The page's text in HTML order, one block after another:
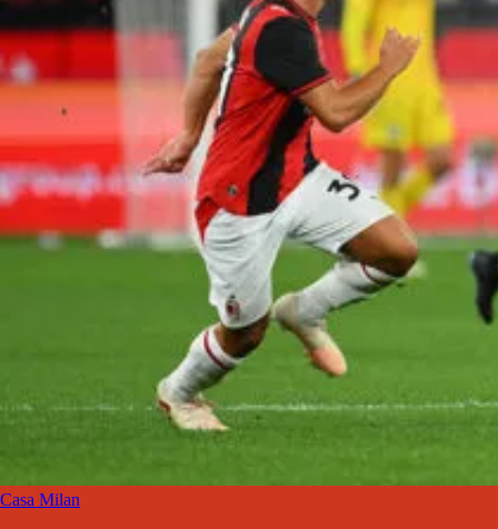
Casa Milan